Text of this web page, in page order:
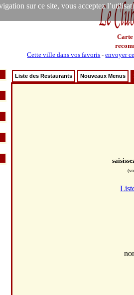
sur ce site, vous acceptez
Carte
Cette ville dans vos favoris -envoyer
Liste des Restaurants Nouveaux Menus